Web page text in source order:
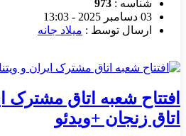
شناسه : 973
03 دسامبر 2025 - 13:03
ارسال توسط : میلاد جانه
افتتاح شعبه اتاق مشترک
اتاق زنجان +ویدئو